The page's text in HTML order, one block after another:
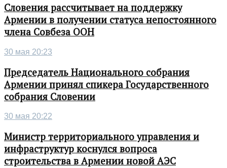
Словения рассчитывает на поддержку
Армении в получении статуса непостоянного
члена Совбеза ООН
30 мая 20:23
Председатель Национального собрания
Армении принял спикера Государственного
собрания Словении
30 мая 20:22
Министр территориального управления и
инфраструктур коснулся вопроса
строительства в Армении новой АЭС